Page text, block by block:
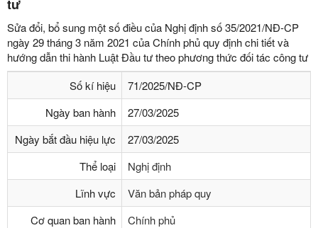
tư
Sửa đổi, bổ sung một số điều của Nghị định số 35/2021/NĐ-CP
ngày 29 tháng 3 năm 2021 của Chính phủ quy định chi tiết và
hướng dẫn thi hành Luật Đầu tư theo phương thức đối tác công tư
Số kí hiệu
71/2025/NĐ-CP
Ngày ban hành
27/03/2025
Ngày bắt đầu hiệu lực
27/03/2025
Thể loại
Nghị định
Lĩnh vực
Văn bản pháp quy
Cơ quan ban hành
Chính phủ